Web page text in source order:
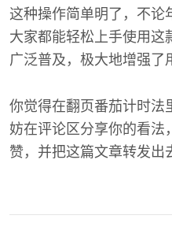
这种操作简单明了，不论
大家都能轻松上手使用这
广泛普及，极大地增强了
你觉得在翻页番茄计时法
妨在评论区分享你的看法
赞，并把这篇文章转发出